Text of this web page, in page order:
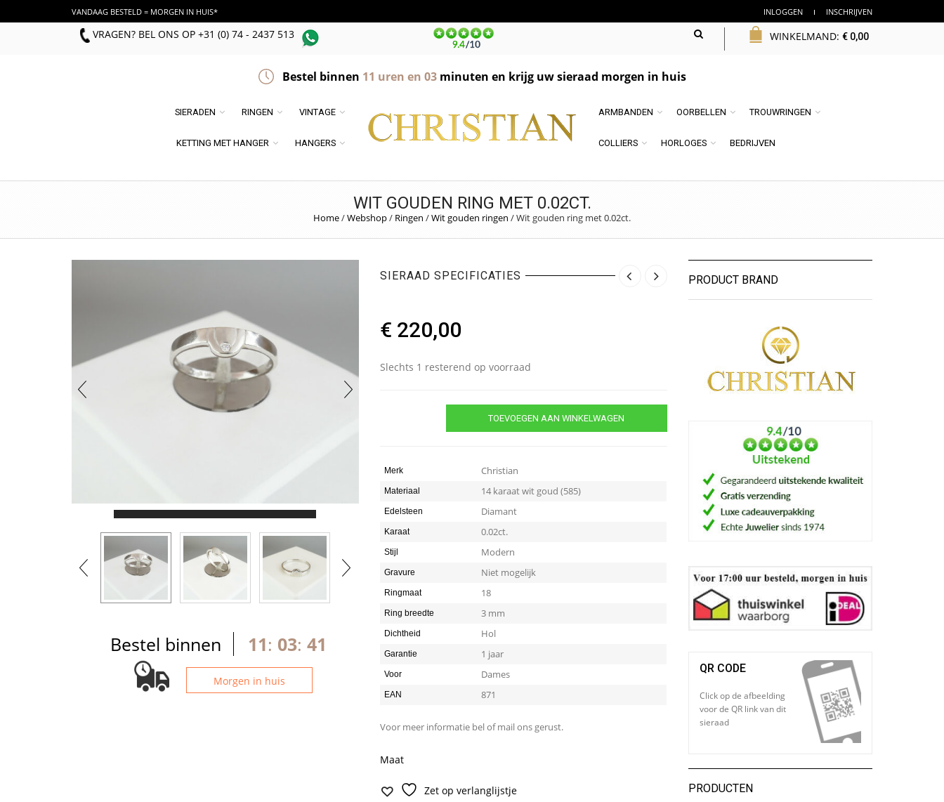
VANDAAG BESTELD = MORGEN IN HUIS* INLOGGEN INSCHRIJVEN
VRAGEN? BEL ONS OP +31 (0) 74 - 2437 513 WINKELMAND: € 0,00
Bestel binnen 11 uren en 03minuten en krijg uw sieraad morgen in huis
SIERADEN RINGEN VINTAGE
KETTING MET HANGER HANGERS
ARMBANDEN OORBELLEN TROUWRINGEN
COLLIERS HORLOGES BEDRIJVEN
WIT GOUDEN RING MET 0.02CT.
Home/Webshop/ Ringen /Wit gouden ringen /Wit gouden ring met 0.02ct.
Bestel binnen 11: 03:40
Morgen in huis
SIERAAD SPECIFICATIES
€ 220,00
Slechts 1 resterend op voorraad
TOEVOEGEN AAN WINKELWAGEN
Merk Christian
Materiaal 14 karaat wit goud (585)
Edelsteen Diamant
Karaat 0.02ct.
Stijl Modern
Gravure Niet mogelijk
Ringmaat 18
Ring breedte 3 mm
Dichtheid Hol
Garantie 1 jaar
Voor Dames
EAN 871
Voor meer informatie bel of mail ons gerust.
Maat
Zet op verlanglijstje
PRODUCT BRAND
QR CODE
Click op de afbeelding
voor de QR link van dit
sieraad
PRODUCTEN